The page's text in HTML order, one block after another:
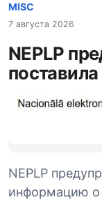
MISC
7 августа 2026
NEPLP
поставила
NEPLP
информацию о